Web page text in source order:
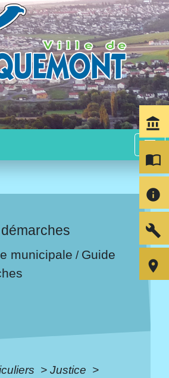
menu
municipale / Guide
> Justice >
account_balance
import_contacts
info
build
room